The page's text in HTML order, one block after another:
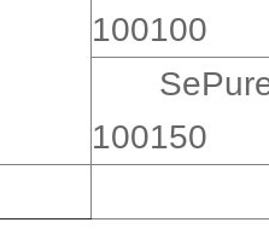
100100
100150